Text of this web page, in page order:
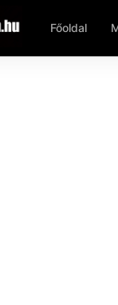
Főoldal